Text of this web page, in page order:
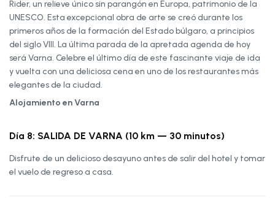
Rider, un relieve único sin parangón en Europa, patrimonio de la
UNESCO. Esta excepcional obra de arte se creó durante los
primeros años de la formación del Estado búlgaro, a principios
del siglo VIII. La última parada de la apretada agenda de hoy
será Varna. Celebre el último día de este fascinante viaje de ida
y vuelta con una deliciosa cena en uno de los restaurantes más
elegantes de la ciudad.
Alojamiento en Varna
Día 8: SALIDA DE VARNA (10 km — 30 minutos)
Disfrute de un delicioso desayuno antes de salir del hotel y tomar
el vuelo de regreso a casa.